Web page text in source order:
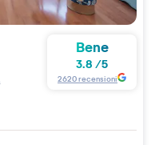
Bene
3.8 /5
2620recensioni